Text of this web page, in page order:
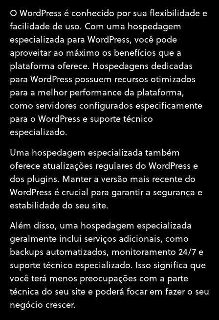
O WordPress é conhecido por sua flexibilidade e
facilidade de uso. Com uma hospedagem
especializada para WordPress, você pode
aproveitar ao máximo os benefícios que a
plataforma oferece. Hospedagens dedicadas
para WordPress possuem recursos otimizados
para a melhor performance da plataforma,
como servidores configurados especificamente
para o WordPress e suporte técnico
especializado.
Uma hospedagem especializada também
oferece atualizações regulares do WordPress e
dos plugins. Manter a versão mais recente do
WordPress é crucial para garantir a segurança e
estabilidade do seu site.
Além disso, uma hospedagem especializada
geralmente inclui serviços adicionais, como
backups automatizados, monitoramento 24/7 e
suporte técnico especializado. Isso significa que
você terá menos preocupações com a parte
técnica do seu site e poderá focar em fazer o seu
negócio crescer.